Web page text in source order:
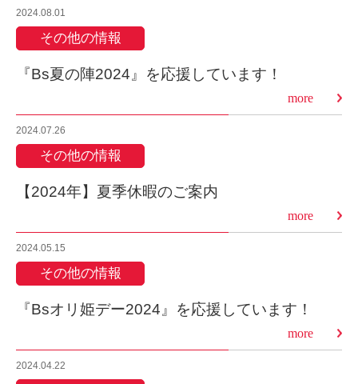
2024.08.01
その他の情報
『Bs夏の陣2024』を応援しています！
more
2024.07.26
その他の情報
【2024年】夏季休暇のご案内
more
2024.05.15
その他の情報
『Bsオリ姫デー2024』を応援しています！
more
2024.04.22